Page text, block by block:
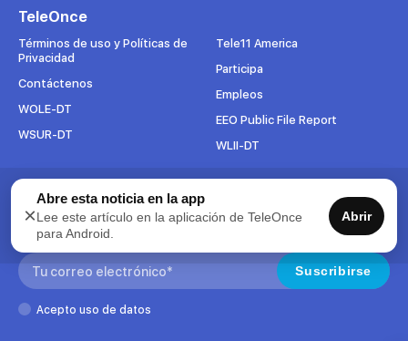
pestañapestañapestañapestaña
TeleOnce
Términos de uso y Políticas de
Privacidad
Contáctenos
WOLE-DT
WSUR-DT
Tele11 America
Participa
Empleos
EEO Public File Report
WLII-DT
Suscríbete al boletín
Para mantenerse al tanto de todo lo que pasa en TeleOnce,
suscríbase ahora a nuestros boletines.
Search: Suscribirse
Acepto uso de datos
×
Abre esta noticia en la app
Lee este artículo en la aplicación de TeleOnce
para Android.
Abrir